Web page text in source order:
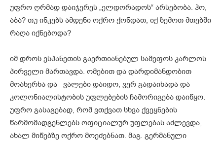
უფრო ღრმად დაიჯერეს „ელდორადოს“ არსებობა. ჰო,
აბა? თუ ინკებს ამდენი ოქრო ქონდათ, იქ ზემოთ მთებში
რაღა იქნებოდა?
იმ დროს ესპანეთის გაერთიანებულ სამეფოს კარლოს
პირველი მართავდა. ომებით და დარდიმანდობით
მოახერხა და ვალები დაიდო, ვერ გადაიხადა და
კოლონიალისტობის უფლებების ჩამორიგება დაიწყო.
უფრო გასაგებად, რომ ვთქვათ სხვა ქვეყნების
წარმომადგენლებს ოფიციალურ უფლებას აძლევდა,
ახალ მიწებზე ოქრო მოეძებნათ. მაგ. გერმანული